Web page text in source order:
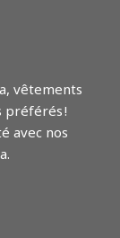
vêtements
préférés !
avec nos